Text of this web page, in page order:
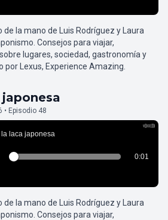
la mano de Luis Rodríguez y Laura
Consejos para viajar,
lugares, sociedad, gastronomía y
Lexus, Experience Amazing.
• Episodio 48
la mano de Luis Rodríguez y Laura
Consejos para viajar,